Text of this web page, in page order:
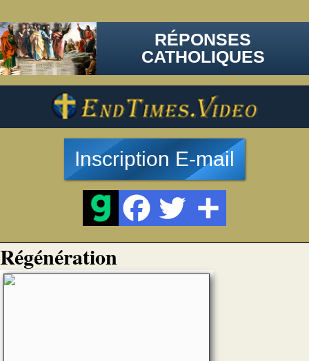
RÉPONSES
CATHOLIQUES
Inscription E-mail
Régénération